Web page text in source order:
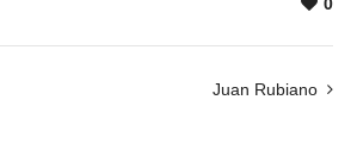
Juan Rubiano